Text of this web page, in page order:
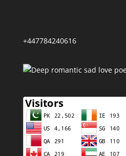
+447784240616